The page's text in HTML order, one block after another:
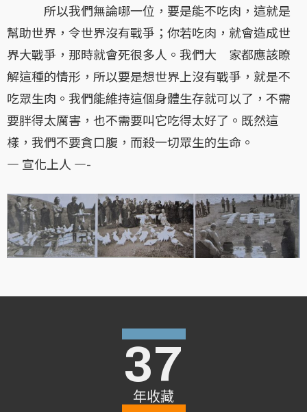
所以我們無論哪一位，要是能不吃肉，這就是
幫助世界，令世界沒有戰爭；你若吃肉，就會造成世
界大戰爭，那時就會死很多人。我們大 家都應該瞭
解這種的情形，所以要是想世界上沒有戰爭，就是不
吃眾生肉。我們能維持這個身體生存就可以了，不需
要胖得太厲害，也不需要叫它吃得太好了。既然這
樣，我們不要貪口腹，而殺一切眾生的生命。
— 宣化上人 —-
年收藏
37